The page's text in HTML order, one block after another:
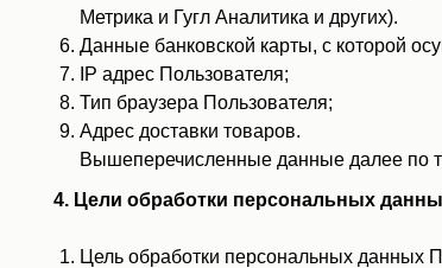
Метрика и Гугл Аналитика и других).
Данные банковской карты, с которой
IP адрес Пользователя;
Тип браузера Пользователя;
Адрес доставки товаров.
Вышеперечисленные данные далее по
4. Цели обработки персональных
Цель обработки персональных данных